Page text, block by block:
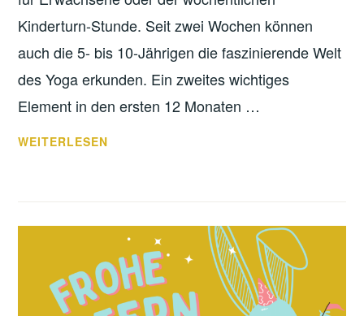
Kinderturn-Stunde. Seit zwei Wochen können
auch die 5- bis 10-Jährigen die faszinierende Welt
des Yoga erkunden. Ein zweites wichtiges
Element in den ersten 12 Monaten …
VORSTANDS-
WIR?
WEITERLESEN